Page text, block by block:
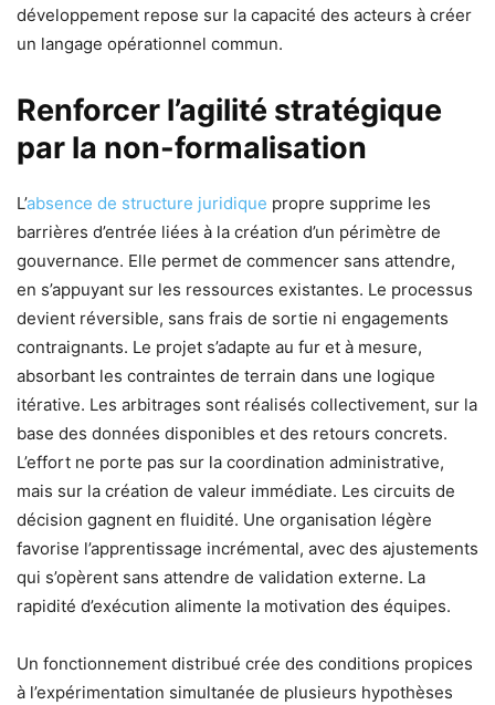
développement repose sur la capacité des acteurs à créer
un langage opérationnel commun.
Renforcer l’agilité stratégique
par la non-formalisation
L’absence de structure juridique propre supprime les
barrières d’entrée liées à la création d’un périmètre de
gouvernance. Elle permet de commencer sans attendre,
en s’appuyant sur les ressources existantes. Le processus
devient réversible, sans frais de sortie ni engagements
contraignants. Le projet s’adapte au fur et à mesure,
absorbant les contraintes de terrain dans une logique
itérative. Les arbitrages sont réalisés collectivement, sur la
base des données disponibles et des retours concrets.
L’effort ne porte pas sur la coordination administrative,
mais sur la création de valeur immédiate. Les circuits de
décision gagnent en fluidité. Une organisation légère
favorise l’apprentissage incrémental, avec des ajustements
qui s’opèrent sans attendre de validation externe. La
rapidité d’exécution alimente la motivation des équipes.
Un fonctionnement distribué crée des conditions propices
à l’expérimentation simultanée de plusieurs hypothèses